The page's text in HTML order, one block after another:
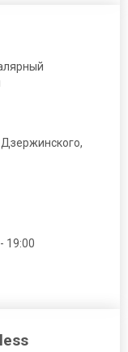
19:00